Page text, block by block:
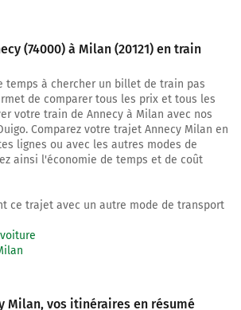
(74000) à Milan (20121) en train
temps à chercher un billet de train pas
de comparer tous les prix et tous les
votre train de Annecy à Milan avec nos
Comparez votre trajet Annecy Milan en
lignes ou avec les autres modes de
ainsi l'économie de temps et de coût
ce trajet avec un autre mode de transport
Milan, vos itinéraires en résumé